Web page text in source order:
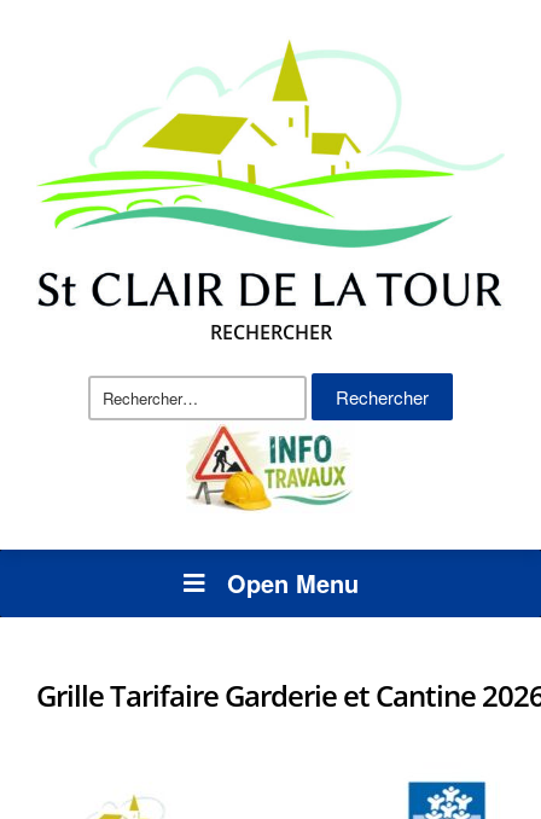
RECHERCHER
Rechercher :
Open Menu
Grille Tarifaire Garderie et Cantine